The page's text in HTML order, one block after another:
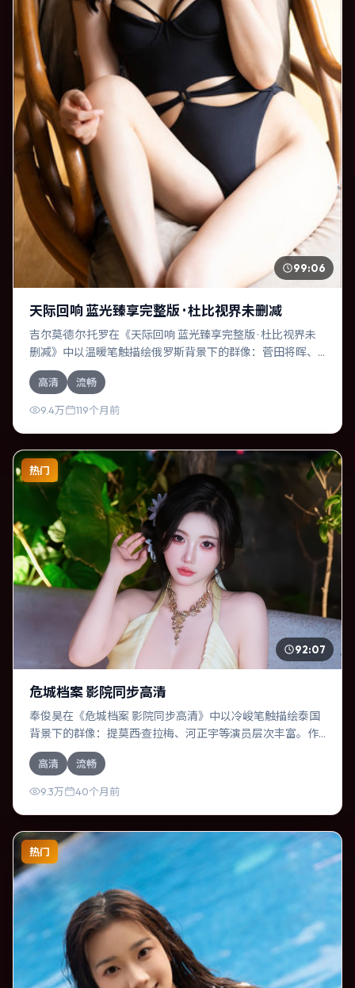
99:06
天际回响 蓝光臻享完整版 · 杜比视界未删减
吉尔莫·德尔·托罗在《天际回响 蓝光臻享完整版 · 杜比视界未
删减》中以温暖笔触描绘俄罗斯背景下的群像：菅田将晖、
谭卓等演员层次丰富。作为一部冒险作品，故事从日常裂缝
切入，逐步推向不可逆转的结局；视听语言统一，情感落点
克制有力。
高清 流畅
9.4万 119个月前
热门
92:07
危城档案 影院同步高清
奉俊昊在《危城档案 影院同步高清》中以冷峻笔触描绘泰国
背景下的群像：提莫西·查拉梅、河正宇等演员层次丰富。作
为一部动漫作品，故事从日常裂缝切入，逐步推向不可逆转
的结局；视听语言统一，情感落点克制有力。
高清 流畅
9.3万 40个月前
热门